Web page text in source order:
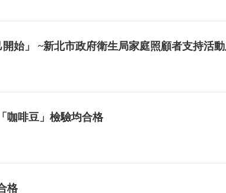
始」 ~新北市政府衛生局家庭照顧者支持活
咖啡豆」檢驗均合格
格